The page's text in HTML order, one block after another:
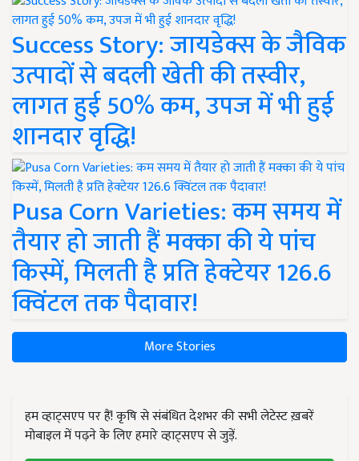
Success Story: जायडेक्स के जैविक
उत्पादों से बदली खेती की तस्वीर,
लागत हुई 50% कम, उपज में भी हुई
शानदार वृद्धि!
Pusa Corn Varieties: कम समय में
तैयार हो जाती हैं मक्का की ये पांच
किस्में, मिलती है प्रति हेक्टेयर 126.6
क्विंटल तक पैदावार!
More Stories
हम व्हाट्सएप पर हैं! कृषि से संबंधित देशभर की सभी लेटेस्ट ख़बरें
मोबाइल में पढ़ने के लिए हमारे व्हाट्सएप से जुड़ें.